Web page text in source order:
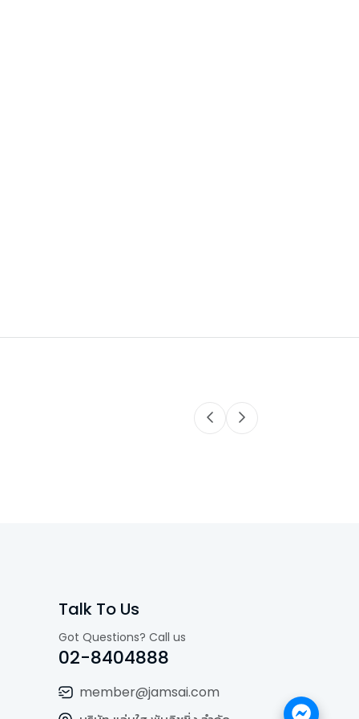
Talk To Us
Got Questions? Call us
02-8404888
member@jamsai.com